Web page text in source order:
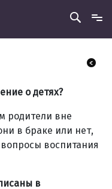
о детях?
родители вне
в браке или нет,
воспитания
в